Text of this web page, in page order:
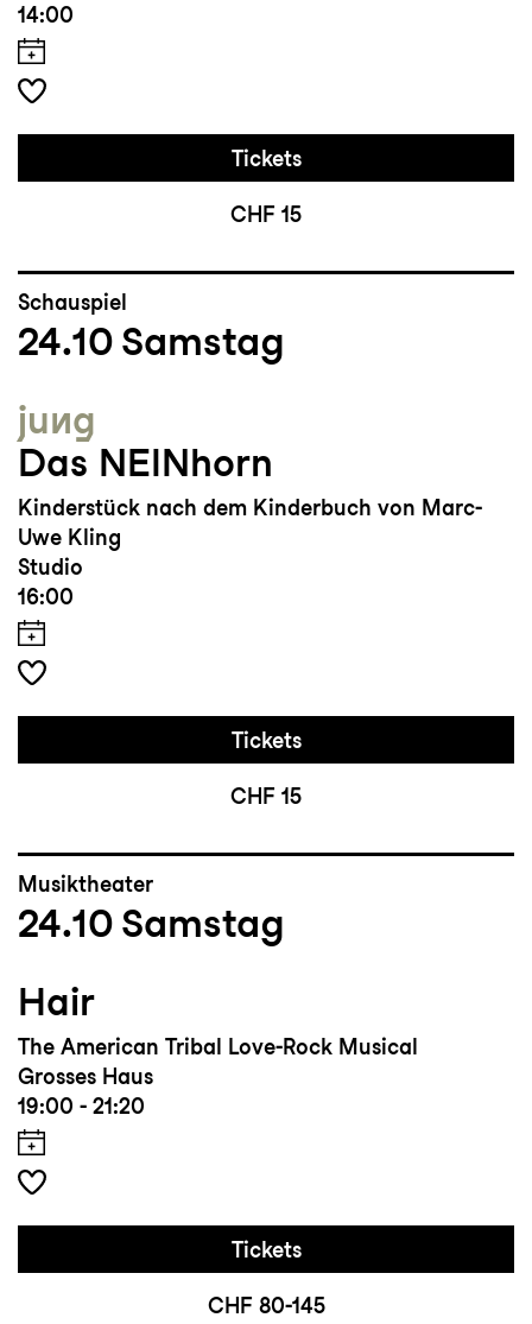
14:00
Tickets
CHF 15
Schauspiel
24.10 Samstag
jung
Das NEINhorn
Kinderstück nach dem Kinderbuch von Marc-
Uwe Kling
Studio
16:00
Tickets
CHF 15
Musiktheater
24.10 Samstag
Hair
The American Tribal Love-Rock Musical
Grosses Haus
19:00 - 21:20
Tickets
CHF 80-145